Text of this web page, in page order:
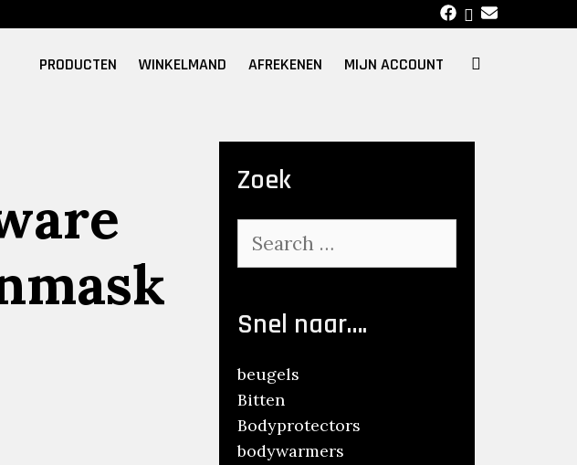
PRODUCTEN WINKELMAND AFREKENEN MIJN ACCOUNT
Zoek
for:
Snel naar….
beugels
Bitten
Bodyprotectors
bodywarmers